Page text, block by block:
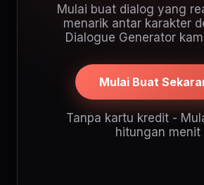
Mulai buat dialog yang
menarik antar karakter
Dialogue Generator
Mulai Buat
Tanpa kartu kredit -
hitungan menit